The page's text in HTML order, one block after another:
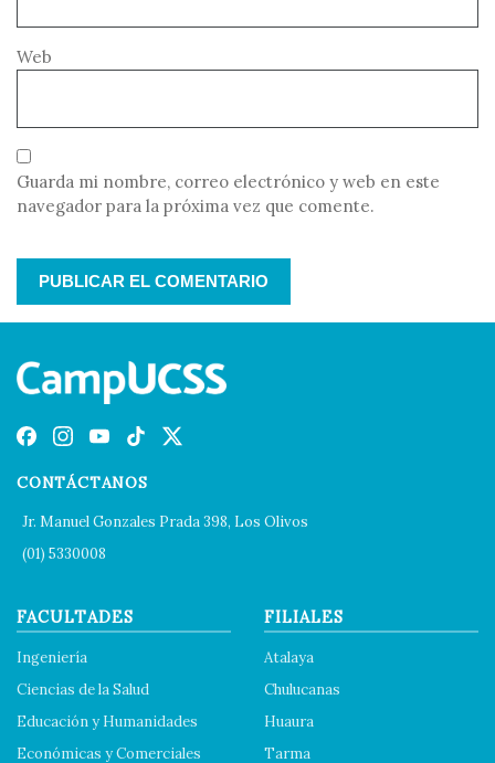
Web
Guarda mi nombre, correo electrónico y web en este
navegador para la próxima vez que comente.
CONTÁCTANOS
Jr. Manuel Gonzales Prada 398, Los Olivos
(01) 5330008
FACULTADES
Ingeniería
Ciencias de la Salud
Educación y Humanidades
Económicas y Comerciales
FILIALES
Atalaya
Chulucanas
Huaura
Tarma